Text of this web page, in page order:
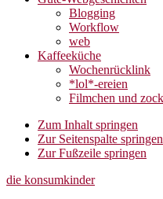
Blogging
Workflow
web
Kaffeeküche
Wochenrücklink
*lol*-ereien
Filmchen und
Zum Inhalt springen
Zur Seitenspalte springen
Zur Fußzeile springen
die konsumkinder